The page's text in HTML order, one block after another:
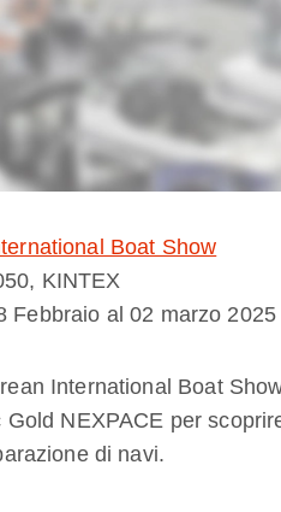
Boat Show
KINTEX
Febbraio al 02 marzo 2025
International Boat
Gold NEXPACE per
di navi.